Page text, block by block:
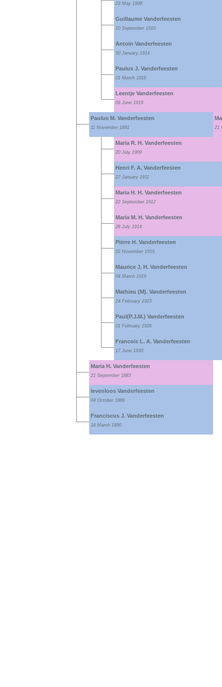
23 May 1908
Guillaume Vanderfeesten
10 September 1910
Antoin Vanderfeesten
30 January 1914
Paulus J. Vanderfeesten
01 March 1916
Leentje Vanderfeesten
06 June 1919
Paulus M. Vanderfeesten
11 November 1881 21
Maria R. H. Vanderfeesten
20 July 1909
Henri F. A. Vanderfeesten
27 January 1911
Maria H. H. Vanderfeesten
22 September 1912
Maria M. H. Vanderfeesten
28 July 1914
Piërre H. Vanderfeesten
02 November 1916
Maurice J. H. Vanderfeesten
04 March 1919
Mathieu (M). Vanderfeesten
24 February 1923
Paul(P.J.M.) Vanderfeesten
01 February 1926
Francois L. A. Vanderfeesten
17 June 1930
Maria H. Vanderfeesten
21 September 1883
levenloos Vanderfeesten
04 October 1886
Franciscus J. Vanderfeesten
16 March 1890